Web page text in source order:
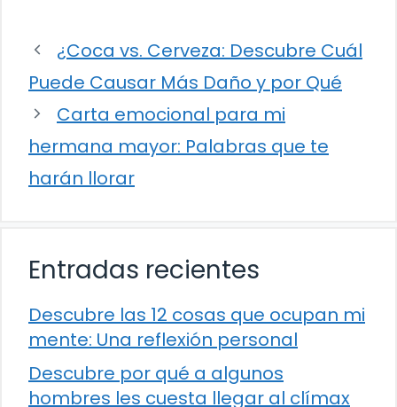
¿Coca vs. Cerveza: Descubre Cuál
Puede Causar Más Daño y por Qué
Carta emocional para mi
hermana mayor: Palabras que te
harán llorar
Entradas recientes
Descubre las 12 cosas que ocupan mi
mente: Una reflexión personal
Descubre por qué a algunos
hombres les cuesta llegar al clímax